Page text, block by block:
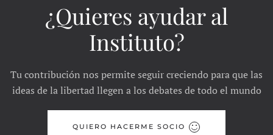
¿Quieres ayudar al
Instituto?
Tu contribución nos permite seguir creciendo para que las
ideas de la libertad llegen a los debates de todo el mundo
QUIERO HACERME SOCIO